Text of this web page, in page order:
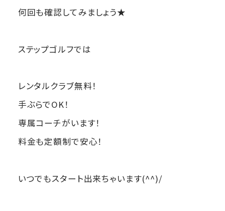
何回も確認してみましょう★
ステップゴルフでは
レンタルクラブ無料！
手ぶらでOK！
専属コーチがいます！
料金も定額制で安心！
いつでもスタート出来ちゃいます(^^)/